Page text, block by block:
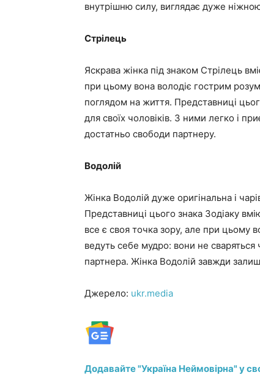
внутрішню силу, виглядає дуже
Стрілець
Яскрава жінка під знаком Стрілець
при цьому вона володіє гострим
поглядом на життя. Представниці
для своїх чоловіків. З ними легко і
достатньо свободи партнеру.
Водолій
Жінка Водолій дуже оригінальна і
Представниці цього знака Зодіаку
все є своя точка зору, але при цьому
ведуть себе мудро: вони не
партнера. Жінка Водолій завжди
Джерело: ukr.media
Додавайте "Україна Неймовірна" у